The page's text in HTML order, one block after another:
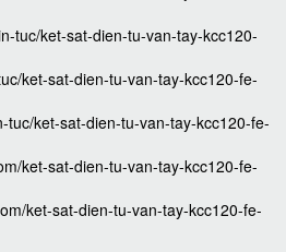
tuc/ket-sat-dien-tu-van-tay-kcc120-
ket-sat-dien-tu-van-tay-kcc120-fe-
tuc/ket-sat-dien-tu-van-tay-kcc120-fe-
ket-sat-dien-tu-van-tay-kcc120-fe-
ket-sat-dien-tu-van-tay-kcc120-fe-